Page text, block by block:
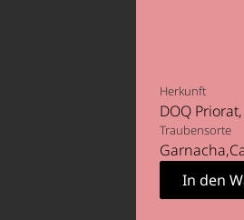
Herkunft
DOQ Priorat
Traubensorte
Garnacha